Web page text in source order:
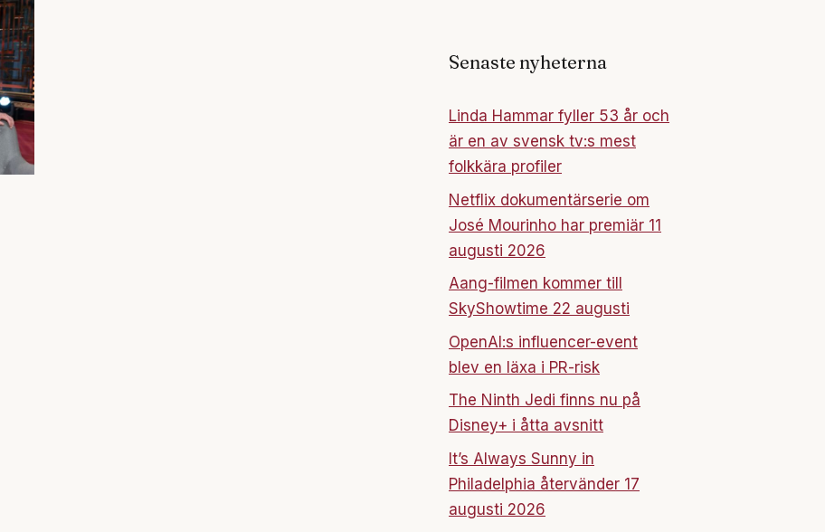
Senaste nyheterna
Linda Hammar fyller 53 år och
är en av svensk tv:s mest
folkkära profiler
Netflix dokumentärserie om
José Mourinho har premiär 11
augusti 2026
Aang-filmen kommer till
SkyShowtime 22 augusti
OpenAI:s influencer-event
blev en läxa i PR-risk
The Ninth Jedi finns nu på
Disney+ i åtta avsnitt
It’s Always Sunny in
Philadelphia återvänder 17
augusti 2026